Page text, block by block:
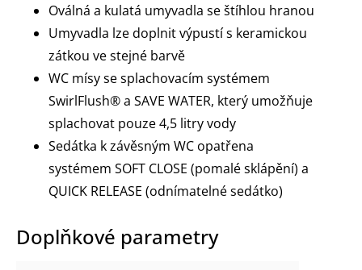
Oválná a kulatá umyvadla se štíhlou hranou
Umyvadla lze doplnit výpustí s keramickou
zátkou ve stejné barvě
WC mísy se splachovacím systémem
SwirlFlush®a SAVE WATER, který umožňuje
splachovat pouze 4,5 litry vody
Sedátka k závěsným WC opatřena
systémem SOFT CLOSE (pomalé sklápění) a
QUICK RELEASE (odnímatelné sedátko)
Doplňkové parametry